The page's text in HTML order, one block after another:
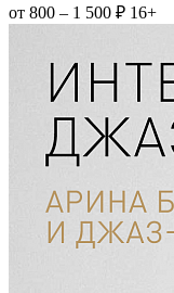
от 800 – 1 500 ₽ 16+